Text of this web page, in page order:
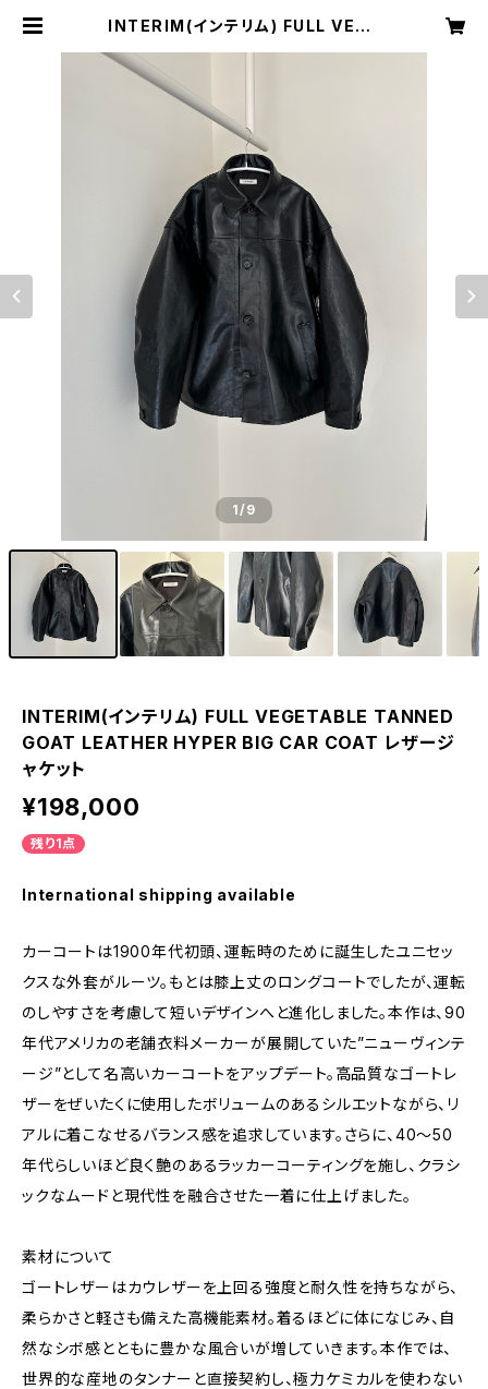
INTERIM(インテリム) FULL VEGE
R HYPER BIG CAR COAT レザー
ジャケット | H Nagano Select Sh
1/9
INTERIM(インテリム) FULL VEGETABLE TANNED
GOAT LEATHER HYPER BIG CAR COAT レザージ
ャケット
¥198,000
残り1点
International shipping available
カーコートは1900年代初頭、運転時のために誕⽣したユニセッ
クスな外套がルーツ。もとは膝上丈のロングコートでしたが、運転
のしやすさを考慮して短いデザインへと進化しました。本作は、90
年代アメリカの⽼舗⾐料メーカーが展開していた”ニューヴィンテ
ージ”として名⾼いカーコートをアップデート。⾼品質なゴートレ
ザーをぜいたくに使⽤したボリュームのあるシルエットながら、リ
アルに着こなせるバランス感を追求しています。さらに、40〜50
年代らしいほど良く艶のあるラッカーコーティングを施し、クラシ
ックなムードと現代性を融合させた⼀着に仕上げました。
素材について
ゴートレザーはカウレザーを上回る強度と耐久性を持ちながら、
柔らかさと軽さも備えた⾼機能素材。着るほどに体になじみ、⾃
然なシボ感とともに豊かな⾵合いが増していきます。本作では、
世界的な産地のタンナーと直接契約し、極⼒ケミカルを使わない